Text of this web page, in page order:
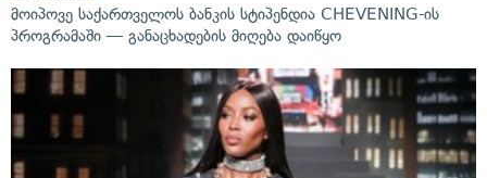
მოიპოვე საქართველოს ბანკის სტიპენდია CHEVENING-ის
პროგრამაში — განაცხადების მიღება დაიწყო